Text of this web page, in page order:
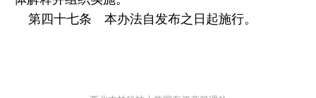
第四十七条 本办法自发布之日起施行。